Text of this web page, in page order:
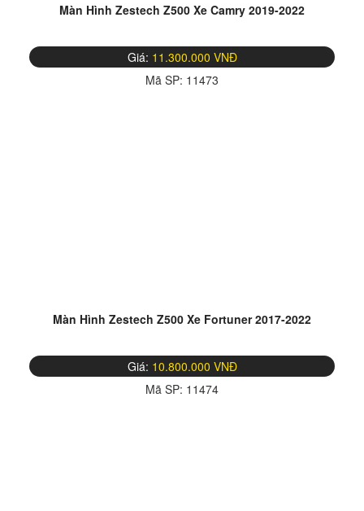
Màn Hình Zestech Z500 Xe Camry 2019-2022
Giá: 11.300.000 VNĐ
Mã SP: 11473
Màn Hình Zestech Z500 Xe Fortuner 2017-2022
Giá: 10.800.000 VNĐ
Mã SP: 11474